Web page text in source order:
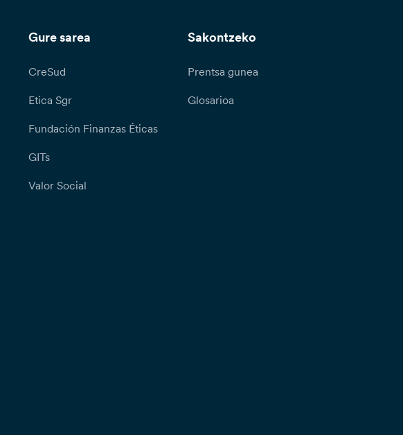
Gure sarea
CreSud
Etica Sgr
Fundación Finanzas Éticas
GITs
Valor Social
Sakontzeko
Prentsa gunea
Glosarioa